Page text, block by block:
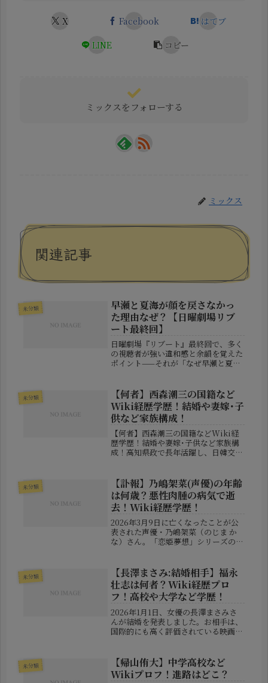
X Facebook
はてブ
LINE
コピー
ミックスをフォローする
ミックス
関連記事
未分類
早瀬と夏海が顔を戻さなかっ
た理由なぜ？【日曜劇場リブ
ート最終回】
日曜劇場『リブート』最終回で、多く
の視聴者が強い違和感と余韻を覚えた
ポイント——それが「なぜ早瀬と夏海
が存在していたにもかかわらず、彼ら
はそれを実行しなかった。この“やら
な...
未分類
【何者】西森潮三の国籍など
Wiki経歴学歴！結婚や妻嫁･子
供など家族構成！
【何者】西森潮三の国籍などWiki経
歴学歴！結婚や妻嫁･子供など家族構
成！高知県政で長年活躍し、日韓交流
「西森潮三とは何者？」「国籍は日本
なの？」「家族構成は？」といった検
索が...
未分類
【訃報】乃嶋架菜(声優)の年齢
は何歳？悪性肉腫の病気で逝
去！Wiki経歴学歴！
2026年3月9日に亡くなったことが公
表された声優・乃嶋架菜（のじま か
な）さん。「恋姫夢想」シリーズの曹
ら親しまれてきました。訃報を受け
て、「結婚していたの？」「旦那や
子...
未分類
【長澤まさみ:結婚相手】福永
壮志は何者？Wiki経歴プロ
フ！高校や大学など学歴！
2026年1月1日、女優の長澤まさみさ
んが結婚を発表しました。お相手は、
国際的にも高く評価されている映画監
も多いのではないでしょうか？日本で
はまだ知名度が高いとは言えません...
未分類
【帰山侑大】中学高校など
Wikiプロフ！進路はどこ？